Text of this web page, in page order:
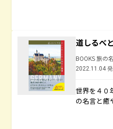
道しるべ
BOOKS 旅の
2022.11.04
世界を４０
の名言と癒